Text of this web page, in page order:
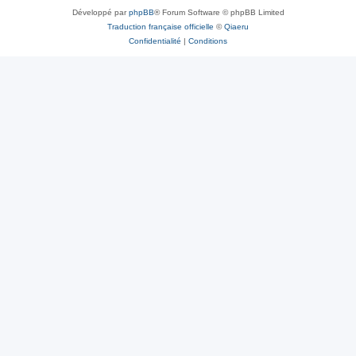
Développé parphpBB® Forum Software © phpBB Limited
Traduction française officielle ©Qiaeru
Confidentialité | Conditions